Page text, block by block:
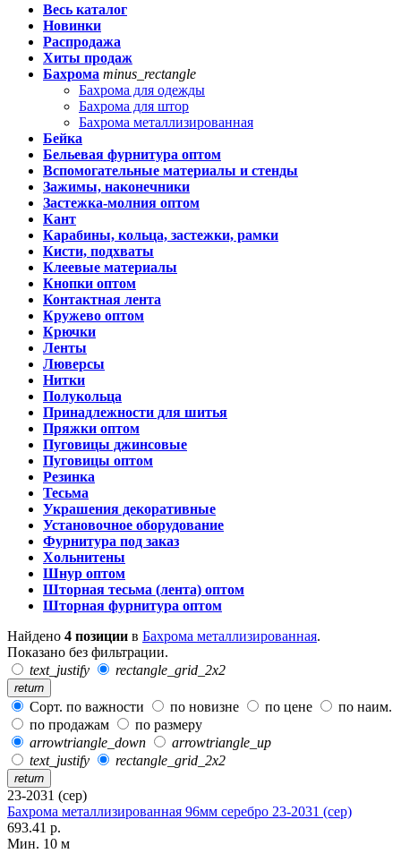
Весь каталог
Новинки
Распродажа
Хиты продаж
Бахрома minus_rectangle
Бахрома для одежды
Бахрома для штор
Бахрома металлизированная
Бейка
Бельевая фурнитура оптом
Вспомогательные материалы и стенды
Зажимы, наконечники
Застежка-молния оптом
Кант
Карабины, кольца, застежки, рамки
Кисти, подхваты
Клеевые материалы
Кнопки оптом
Контактная лента
Кружево оптом
Крючки
Ленты
Люверсы
Нитки
Полукольца
Принадлежности для шитья
Пряжки оптом
Пуговицы джинсовые
Пуговицы оптом
Резинка
Тесьма
Украшения декоративные
Установочное оборудование
Фурнитура под заказ
Хольнитены
Шнур оптом
Шторная тесьма (лента) оптом
Шторная фурнитура оптом
Найдено 4 позиции в Бахрома металлизированная.
Показано без фильтрации.
text_justify
rectangle_grid_2x2
return
Сорт. по важности по новизне по цене
по наим.
по продажам
по размеру
arrowtriangle_down
arrowtriangle_up
text_justify
rectangle_grid_2x2
return
23-2031 (сер)
Бахрома металлизированная 96мм серебро 23-2031 (сер)
693.41 р.
Мин. 10 м